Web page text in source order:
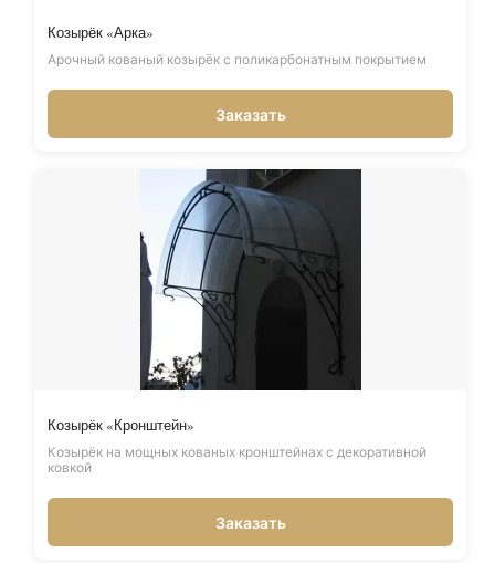
Козырёк «Арка»
Арочный кованый козырёк с поликарбонатным покрытием
Заказать
Козырёк «Кронштейн»
Козырёк на мощных кованых кронштейнах с декоративной
ковкой
Заказать